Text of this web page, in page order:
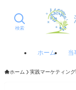
検索
ホーム 当
ホーム 実践マーケティン